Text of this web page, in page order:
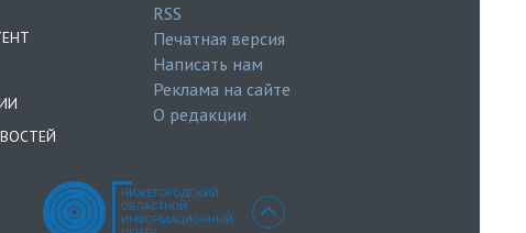
RSS
Печатная версия
Написать нам
Реклама на сайте
О редакции